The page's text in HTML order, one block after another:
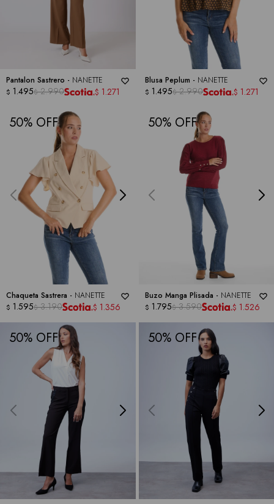
Pantalon Sastrero - NANETTE
$ 1.495$ 2.990 $ 1.271
Blusa Peplum - NANETTE
$ 1.495$ 2.990 $ 1.271
50
Chaqueta Sastrera - NANETTE
$ 1.595$ 3.190 $ 1.356
50
Buzo Manga Plisada - NANETTE
$ 1.795$ 3.590 $ 1.526
50 50